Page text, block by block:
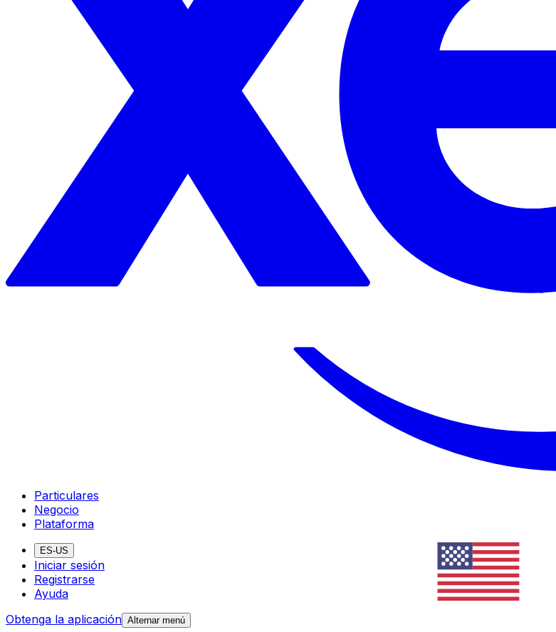
Particulares
Negocio
Plataforma
ES-US
Iniciar sesión
Registrarse
Ayuda
Obtenga la aplicación Alternar menú